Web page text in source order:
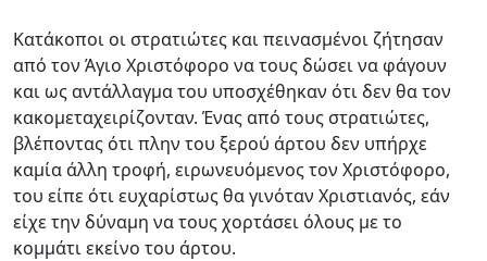
Κατάκοποι οι στρατιώτες και πεινασμένοι ζήτησαν
από τον Άγιο Χριστόφορο να τους δώσει να φάγουν
και ως αντάλλαγμα του υποσχέθηκαν ότι δεν θα τον
κακομεταχειρίζονταν. Ένας από τους στρατιώτες,
βλέποντας ότι πλην του ξερού άρτου δεν υπήρχε
καμία άλλη τροφή, ειρωνευόμενος τον Χριστόφορο,
του είπε ότι ευχαρίστως θα γινόταν Χριστιανός, εάν
είχε την δύναμη να τους χορτάσει όλους με το
κομμάτι εκείνο του άρτου.